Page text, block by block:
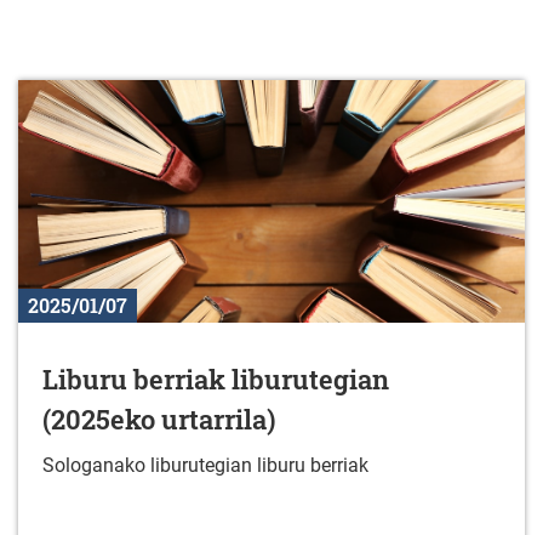
2025/01/07
Liburu berriak liburutegian
(2025eko urtarrila)
Sologanako liburutegian liburu berriak